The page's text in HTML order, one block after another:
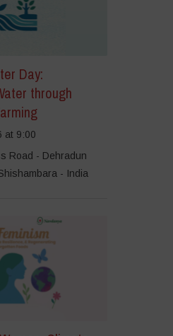
Day:
through
at 9:00
Road - Dehradun
- India